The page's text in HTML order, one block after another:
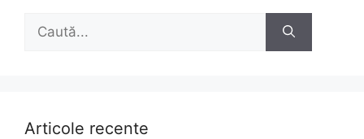
după:
Articole recente